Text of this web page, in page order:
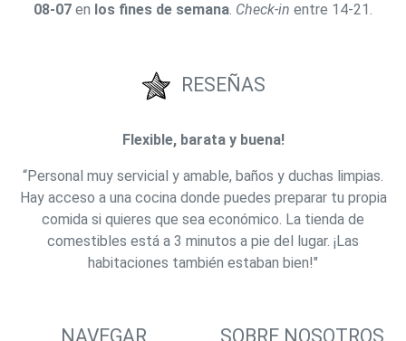
08-07 en los fines de semana. Check-in entre 14-21.
RESEÑAS
Flexible, barata y buena!
“Personal muy servicial y amable, baños y duchas limpias.
Hay acceso a una cocina donde puedes preparar tu propia
comida si quieres que sea económico. La tienda de
comestibles está a 3 minutos a pie del lugar. ¡Las
habitaciones también estaban bien!"
NAVEGAR SOBRE NOSOTROS